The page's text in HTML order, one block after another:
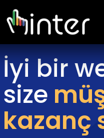
İyi bir
size
kazanç